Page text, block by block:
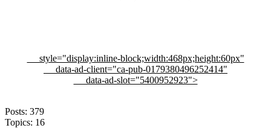
style="display:inline-block;width:468px;height:60px"
data-ad-client="ca-pub-0179380496252414"
data-ad-slot="5400952923">
Posts: 379
Topics: 16